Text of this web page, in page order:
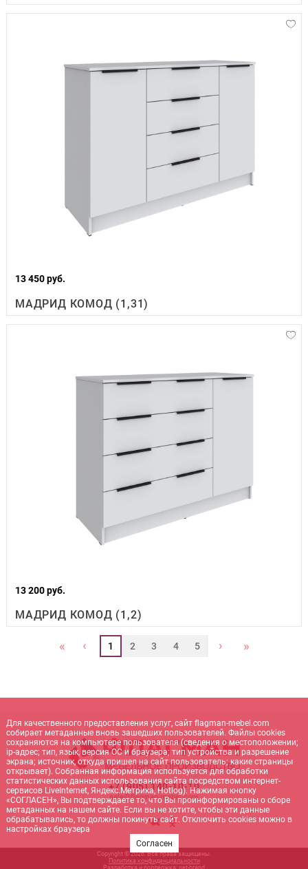
13 450 руб.
МАДРИД КОМОД (1,31)
13 200 руб.
МАДРИД КОМОД (1,2)
« ‹ 1 2 3 4 5 › »
+7 (905) 140-10-10
sale@flagman-mebel.com
Copyright © 2026. Все права защищены.
Политика конфиденциальности
Разработка и поддержка: net- brand
Для качественного предоставления услуг, сайт flagman-mebel.com
собирает метаданные вновь зашедших пользователей. Файлы cookies
сохраняются на компьютере пользователя (сведения о местоположении;
ip-адрес; тип, язык, версия ОС и браузера; тип устройства и разрешение
экрана; источник, откуда пришел на сайт пользователь; какие страницы
открывает). Собранная информация используется для обработки
статистических данных использования сайта посредством интернет-
сервисов LiveInternet, Яндекс.Метрика, Hotlog). Нажимая кнопку
«СОГЛАСЕН», Вы подтверждаете то, что Вы проинформированы о сборе
метаданных на нашем сайте. Если вы не хотите, чтобы эти данные
обрабатывались, то должны покинуть сайт. Отключить cookies можно в
настройках браузера
Согласен